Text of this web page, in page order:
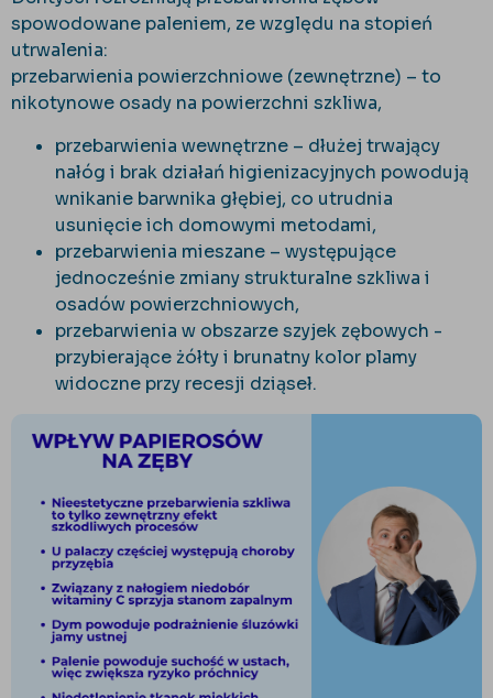
spowodowane paleniem, ze względu na stopień
utrwalenia:
przebarwienia powierzchniowe (zewnętrzne) – to
nikotynowe osady na powierzchni szkliwa,
przebarwienia wewnętrzne – dłużej trwający
nałóg i brak działań higienizacyjnych powodują
wnikanie barwnika głębiej, co utrudnia
usunięcie ich domowymi metodami,
przebarwienia mieszane – występujące
jednocześnie zmiany strukturalne szkliwa i
osadów powierzchniowych,
przebarwienia w obszarze szyjek zębowych -
przybierające żółty i brunatny kolor plamy
widoczne przy recesji dziąseł.